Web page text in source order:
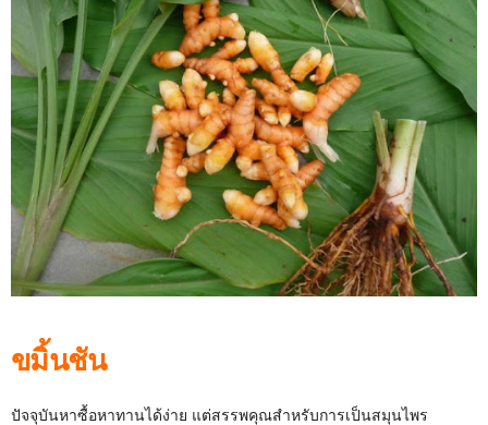
ขมิ้นชัน
ปัจจุบันหาซื้อหาทานได้ง่าย แต่สรรพคุณสำหรับการเป็นสมุนไพร